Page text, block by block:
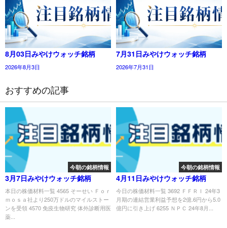
8月03日みやけウォッチ銘柄
2026年8月3日
7月31日みやけウォッチ銘柄
2026年7月31日
おすすめの記事
今朝の銘柄情報
3月7日みやけウォッチ銘柄
本日の株価材料一覧 4565 そーせい Ｆｏｒ
ｍｏｓａ社より250万ドルのマイルストー
ンを受領 4570 免疫生物研究 体外診断用医
薬...
今朝の銘柄情報
4月11日みやけウォッチ銘柄
今日の株価材料一覧 3692 ＦＦＲＩ 24年3
月期の連結営業利益予想を2億.6円から5.0
億円に引き上げ 6255 ＮＰＣ 24年8月...